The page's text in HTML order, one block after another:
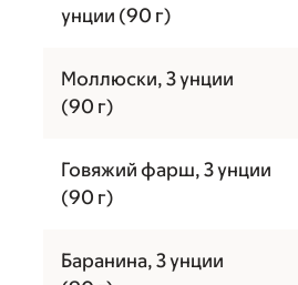
унции (90 г)
Моллюски, 3 унции
(90 г)
Говяжий фарш, 3 унции
(90 г)
Баранина, 3 унции